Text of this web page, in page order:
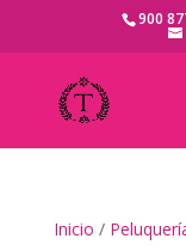
900
Inicio /